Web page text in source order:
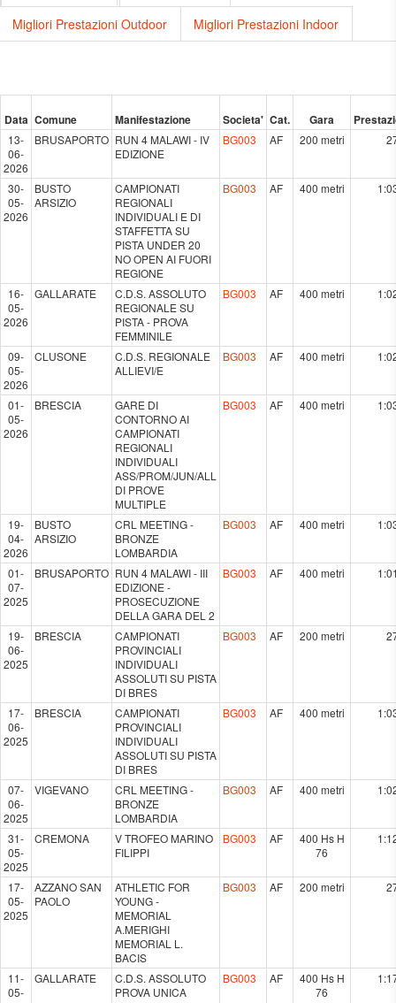
Migliori Prestazioni Outdoor
Migliori Prestazioni Indoor
Data Comune Manifestazione Societa' Cat. Gara
13-
06-
2026
BRUSAPORTO RUN 4 MALAWI - IV
EDIZIONE
BG003 AF 200 metri
30-
05-
2026
BUSTO
ARSIZIO
CAMPIONATI
REGIONALI
INDIVIDUALI E DI
STAFFETTA SU
PISTA UNDER 20
NO OPEN AI FUORI
REGIONE
BG003 AF 400 metri
16-
05-
2026
GALLARATE
C.D.S. ASSOLUTO
REGIONALE SU
PISTA - PROVA
FEMMINILE
BG003 AF 400 metri
09-
05-
2026
CLUSONE
C.D.S. REGIONALE
ALLIEVI/E
BG003 AF 400 metri
01-
05-
2026
BRESCIA
GARE DI
CONTORNO AI
CAMPIONATI
REGIONALI
INDIVIDUALI
ASS/PROM/JUN/ALL
DI PROVE
MULTIPLE
BG003 AF 400 metri
19-
04-
2026
BUSTO
ARSIZIO
CRL MEETING -
BRONZE
LOMBARDIA
BG003 AF 400 metri
01-
07-
2025
BRUSAPORTO RUN 4 MALAWI - III
EDIZIONE -
PROSECUZIONE
DELLA GARA DEL 2
BG003 AF 400 metri
19-
06-
2025
BRESCIA
CAMPIONATI
PROVINCIALI
INDIVIDUALI
ASSOLUTI SU PISTA
DI BRES
BG003 AF 200 metri
17-
06-
2025
BRESCIA
CAMPIONATI
PROVINCIALI
INDIVIDUALI
ASSOLUTI SU PISTA
DI BRES
BG003 AF 400 metri
07-
06-
2025
VIGEVANO
CRL MEETING -
BRONZE
LOMBARDIA
BG003 AF 400 metri
31-
05-
2025
CREMONA
V TROFEO MARINO
FILIPPI
BG003 AF
400 Hs H
76
17-
05-
2025
AZZANO SAN
PAOLO
ATHLETIC FOR
YOUNG -
MEMORIAL
A.MERIGHI
MEMORIAL L.
BACIS
BG003 AF 200 metri
11-
05-
GALLARATE
C.D.S. ASSOLUTO
PROVA UNICA
BG003 AF
400 Hs H
76